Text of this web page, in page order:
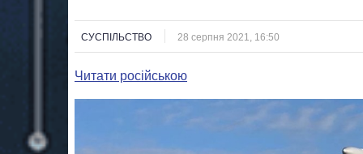
СУСПІЛЬСТВО 28 серпня 2021, 16:50
Читати російською